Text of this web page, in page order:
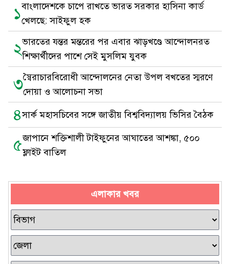
১বাংলাদেশকে চাপে রাখতে ভারত সরকার হাসিনা কার্ড
খেলছে: সাইফুল হক
২ভারতের যন্তর মন্তরের পর এবার ঝাড়খণ্ডে আন্দোলনরত
শিক্ষার্থীদের পাশে সেই মুসলিম যুবক
৩স্বৈরাচারবিরোধী আন্দোলনের নেতা উপল বখতের স্মরণে
দোয়া ও আলোচনা সভা
৪সার্ক মহাসচিবের সঙ্গে জাতীয় বিশ্ববিদ্যালয় ভিসির বৈঠক
৫জাপানে শক্তিশালী টাইফুনের আঘাতের আশঙ্কা, ৫০০
ফ্লাইট বাতিল
এলাকার খবর